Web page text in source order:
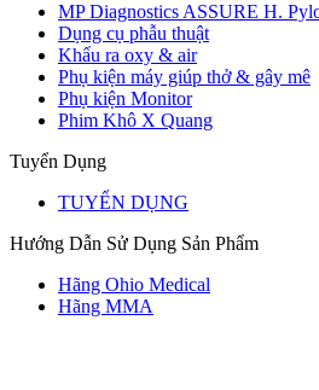
MP Diagnostics ASSURE H.
Dụng cụ phẫu thuật
Khẩu ra oxy & air
Phụ kiện máy giúp thở & gây mê
Phụ kiện Monitor
Phim Khô X Quang
Tuyển Dụng
TUYỂN DỤNG
Hướng Dẫn Sử Dụng Sản Phẩm
Hãng Ohio Medical
Hãng MMA